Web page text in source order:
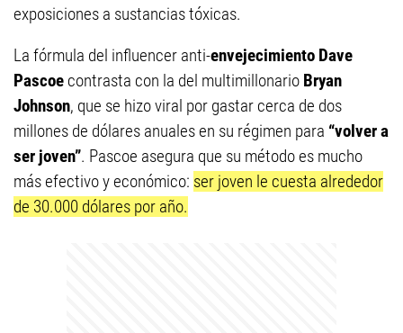
exposiciones a sustancias tóxicas.
La fórmula del influencer anti-envejecimiento Dave
Pascoe contrasta con la del multimillonario Bryan
Johnson, que se hizo viral por gastar cerca de dos
millones de dólares anuales en su régimen para “volver a
ser joven”. Pascoe asegura que su método es mucho
más efectivo y económico: ser joven le cuesta alrededor
de 30.000 dólares por año.